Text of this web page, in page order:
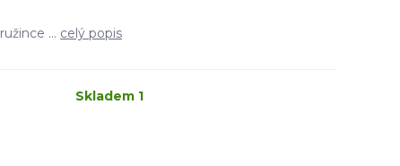
... celý popis
Skladem 1